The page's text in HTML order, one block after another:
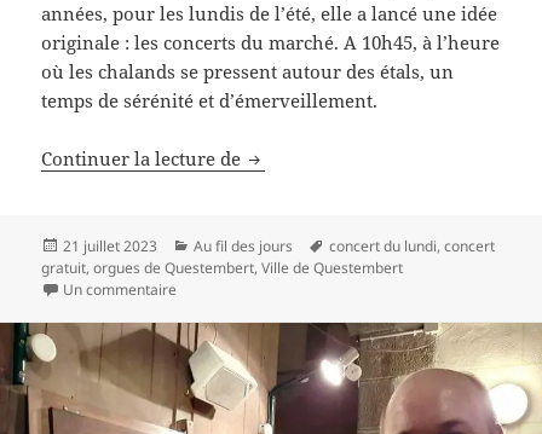
années, pour les lundis de l’été, elle a lancé une idée
originale : les concerts du marché. A 10h45, à l’heure
où les chalands se pressent autour des étals, un
temps de sérénité et d’émerveillement.
Continuer la lecture de Les concerts du marché
Publié
le
21 juillet 2023 Catégories
Au fil des jours
Mots-
clés
concert du lundi,concert
gratuit,orgues de Questembert,Ville de Questembert
Un commentaire